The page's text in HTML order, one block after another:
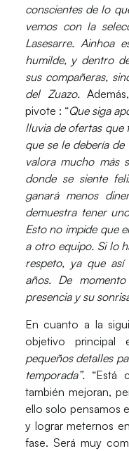
conscientes de lo
vemos con la
Lasesarre. Ainhoa
humilde, y dentro
sus compañeras,
del Zuazo.
pivote : “Que siga
lluvia de ofertas que
que se le debería
valora mucho más
donde se siente
ganará menos
demuestra tener
Esto no impide que
a otro equipo. Si lo
respeto, ya que
años. De
presencia y su
En cuanto a la
objetivo principal
pequeños detalles
temporada”.“Está
también mejoran,
ello solo pensamos
y lograr meternos
fase. Será muy